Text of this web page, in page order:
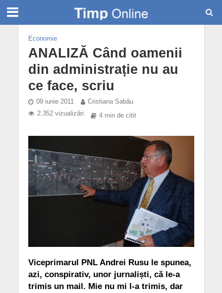
Economie
ANALIZĂ Când oamenii
din administrație nu au
ce face, scriu
09 iunie 2011
Cristiana Sabău
2.352 vizualizări
4 min de citit
Viceprimarul PNL Andrei Rusu le spunea,
azi, conspirativ, unor jurnaliști, că le-a
trimis un mail. Mie nu mi l-a trimis, dar